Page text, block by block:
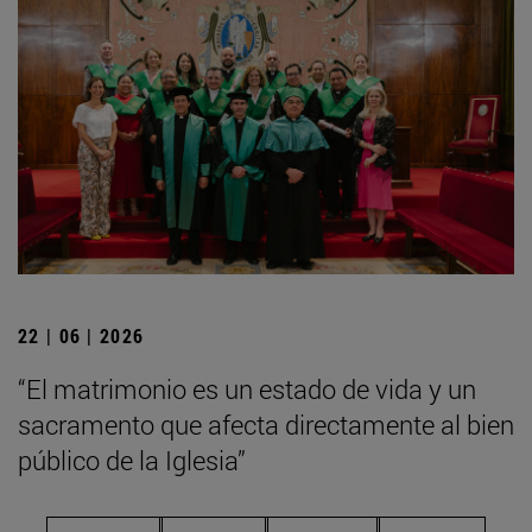
22 | 06 | 2026
“El matrimonio es un estado de vida y un
sacramento que afecta directamente al bien
público de la Iglesia”